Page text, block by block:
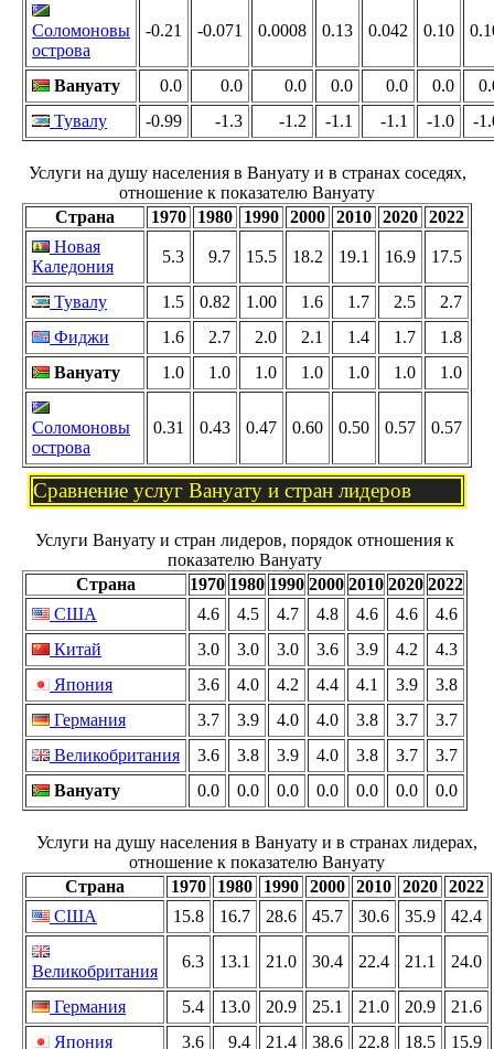
Соломоновы
острова
-0.21 -0.071 0.0008 0.13 0.042 0.10
Вануату 0.0 0.0 0.0 0.0 0.0 0.0
Тувалу
-0.99 -1.3 -1.2 -1.1 -1.1 -1.0 -
Услуги на душу населения в Вануату и в странах соседях,
отношение к показателю Вануату
Страна
1970 1980 1990 2000 2010 2020 2022
Новая
Каледония
5.3 9.7 15.5 18.2 19.1 16.9 17.5
Тувалу 1.5 0.82 1.00 1.6 1.7 2.5
2.7
Фиджи
1.6 2.7 2.0 2.1 1.4 1.7
1.8
Вануату
1.0 1.0 1.0 1.0 1.0 1.0 1.0
Соломоновы
острова
0.31 0.43 0.47 0.60 0.50 0.57 0.57
Сравнение услуг Вануату и стран лидеров
Услуги Вануату и стран лидеров, порядок отношения к
показателю Вануату
Страна
1970 1980 1990 2000 2010 2020 2022
США
4.6 4.5 4.7 4.8 4.6 4.6
4.6
Китай
3.0 3.0 3.0 3.6 3.9 4.2
4.3
Япония
3.6 4.0 4.2 4.4 4.1 3.9
3.8
Германия
3.7 3.9 4.0 4.0 3.8 3.7
3.7
Великобритания
3.6 3.8 3.9 4.0 3.8 3.7
3.7
Вануату
0.0 0.0 0.0 0.0 0.0 0.0 0.0
Услуги на душу населения в Вануату и в странах лидерах,
отношение к показателю Вануату
Страна
1970 1980 1990 2000 2010 2020 2022
США
15.8 16.7 28.6 45.7 30.6 35.9 42.4
Великобритания
6.3 13.1 21.0 30.4 22.4 21.1 24.0
Германия 5.4 13.0 20.9 25.1 21.0 20.9
21.6
Япония
3.6 9.4 21.4 38.6 22.8 18.5 15.9